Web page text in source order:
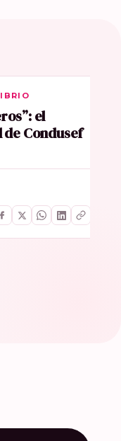
el
Condusef